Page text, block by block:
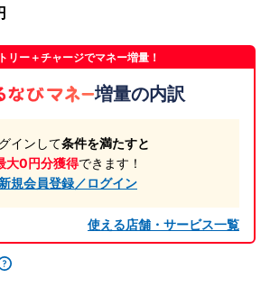
リー＋チャージでマネー増量！
増量の内訳
インして条件を満たすと
大0円分獲得できます！
新規会員登録／ログイン
使える店舗・サービス一覧